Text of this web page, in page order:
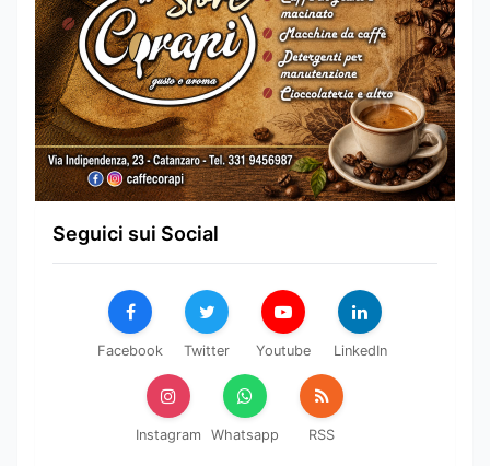
Seguici sui Social
Facebook Twitter Youtube LinkedIn
Instagram Whatsapp RSS